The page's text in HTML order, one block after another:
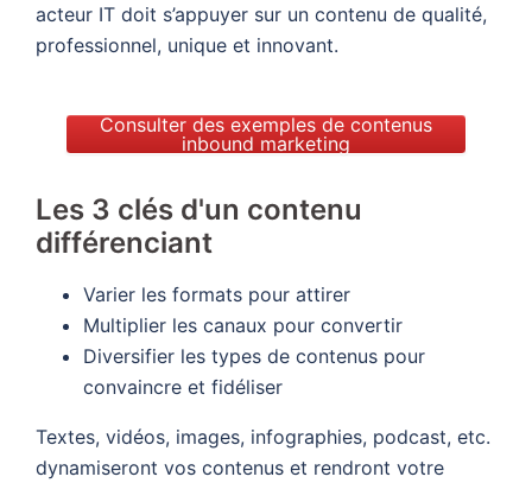
acteur IT doit s’appuyer sur un contenu de qualité,
professionnel, unique et innovant.
Consulter des exemples de contenus
inbound marketing
Les 3 clés d'un contenu
différenciant
Varier les formats pour attirer
Multiplier les canaux pour convertir
Diversifier les types de contenus pour
convaincre et fidéliser
Textes, vidéos, images, infographies, podcast, etc.
dynamiseront vos contenus et rendront votre